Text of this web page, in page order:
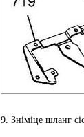
9. Зніміце шланг